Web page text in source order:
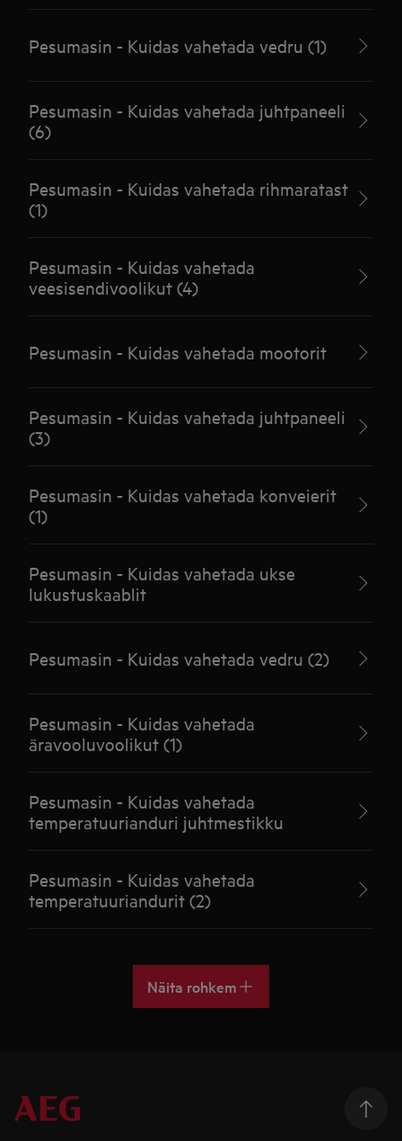
Pesumasin - Kuidas vahetada vedru (1)
Pesumasin - Kuidas vahetada juhtpaneeli
(6)
Pesumasin - Kuidas vahetada rihmaratast
(1)
Pesumasin - Kuidas vahetada
veesisendivoolikut (4)
Pesumasin - Kuidas vahetada mootorit
Pesumasin - Kuidas vahetada juhtpaneeli
(3)
Pesumasin - Kuidas vahetada konveierit
(1)
Pesumasin - Kuidas vahetada ukse
lukustuskaablit
Pesumasin - Kuidas vahetada vedru (2)
Pesumasin - Kuidas vahetada
äravooluvoolikut (1)
Pesumasin - Kuidas vahetada
temperatuurianduri juhtmestikku
Pesumasin - Kuidas vahetada
temperatuuriandurit (2)
Näita rohkem